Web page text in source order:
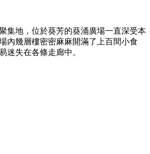
集地，位於葵芳的葵涌廣場一直深受本
內幾層樓密密麻麻開滿了上百間小食
迷失在各條走廊中。